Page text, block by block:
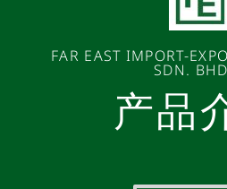
FAR EAST IMPORT-
SDN.
产品